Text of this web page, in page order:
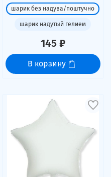
шарик без надува/поштучно
шарик надутый гелием
145 ₽
В корзину